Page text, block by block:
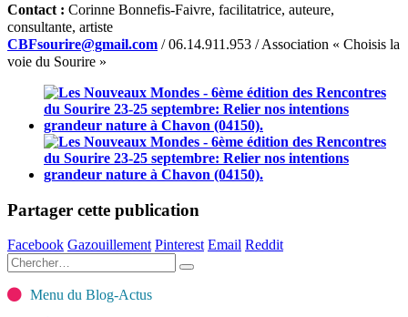
Contact : Corinne Bonnefis-Faivre, facilitatrice, auteure,
consultante, artiste
CBFsourire@gmail.com / 06.14.911.953 / Association « Choisis la
voie du Sourire »
Partager cette publication
Facebook Gazouillement Pinterest Email Reddit
Menu du Blog-Actus